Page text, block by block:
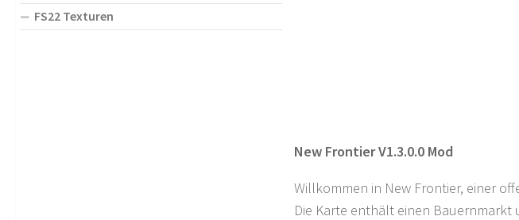
New Frontier V1.3.0.0 Mod
Willkommen in New Frontier, einer
Die Karte enthält einen
FS22 Texturen